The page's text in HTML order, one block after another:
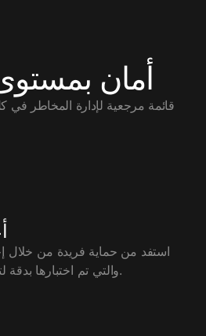
أمان
والتي تم اختبارها بدقة لتلبية أعلى معايير الصناعة.